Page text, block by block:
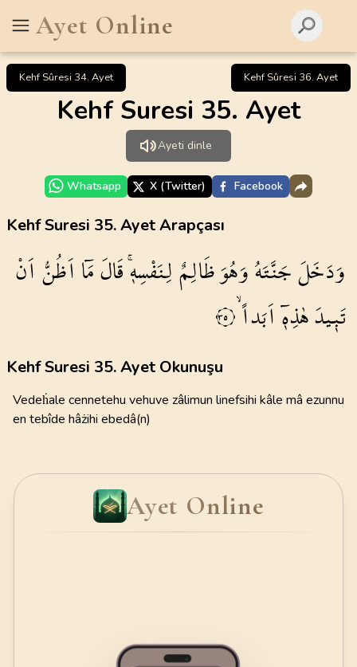
Ayet Online
Kehf Sûresi 34. Ayet Kehf Sûresi 36. Ayet
Kehf Suresi 35. Ayet
Ayeti dinle
Whatsapp X (Twitter) Facebook
Kehf Suresi 35. Ayet Arapçası
وَدَخَلَجَنَّتَهُوَهُوَظَالِمٌلِنَفْسِه۪ۚقَالَمَٓااَظُنُّاَنْ
تَب۪يدَهٰذِه۪ٓاَبَداًۙ ٣٥
Kehf Suresi 35. Ayet Okunuşu
Vedeḣale cennetehu vehuve zâlimun linefsihi kâle mâ ezunnu
en tebîde hâżihi ebedâ(n)
Ayet Online